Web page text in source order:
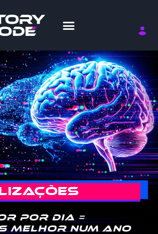
por dia =
melhor num ano